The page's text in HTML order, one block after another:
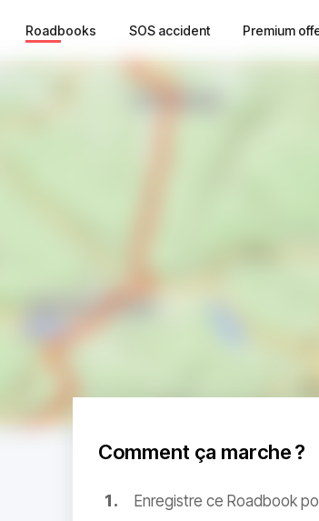
Roadbooks SOS accident Premium
Comment ça marche ?
Enregistre ce Roadbook